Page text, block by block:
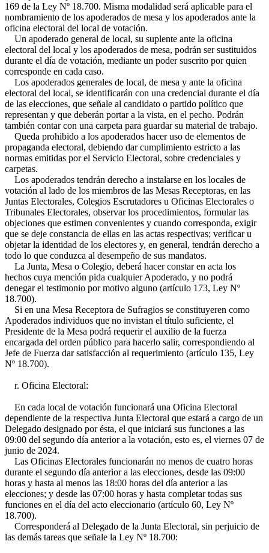
169 de la Ley Nº 18.700. Misma modalidad será aplicable para el
nombramiento de los apoderados de mesa y los apoderados ante la
oficina electoral del local de votación.
Un apoderado general de local, su suplente ante la oficina
electoral del local y los apoderados de mesa, podrán ser sustituidos
durante el día de votación, mediante un poder suscrito por quien
corresponde en cada caso.
Los apoderados generales de local, de mesa y ante la oficina
electoral del local, se identificarán con una credencial durante el día
de las elecciones, que señale al candidato o partido político que
representan y que deberán portar a la vista, en el pecho. Podrán
también contar con una carpeta para guardar su material de trabajo.
Queda prohibido a los apoderados hacer uso de elementos de
propaganda electoral, debiendo dar cumplimiento estricto a las
normas emitidas por el Servicio Electoral, sobre credenciales y
carpetas.
Los apoderados tendrán derecho a instalarse en los locales de
votación al lado de los miembros de las Mesas Receptoras, en las
Juntas Electorales, Colegios Escrutadores u Oficinas Electorales o
Tribunales Electorales, observar los procedimientos, formular las
objeciones que estimen convenientes y cuando corresponda, exigir
que se deje constancia de ellas en las actas respectivas; verificar u
objetar la identidad de los electores y, en general, tendrán derecho a
todo lo que conduzca al desempeño de sus mandatos.
La Junta, Mesa o Colegio, deberá hacer constar en acta los
hechos cuya mención pida cualquier Apoderado, y no podrá
denegar el testimonio por motivo alguno (artículo 173, Ley Nº
18.700).
Si en una Mesa Receptora de Sufragios se constituyeren como
Apoderados individuos que no invistan el título suficiente, el
Presidente de la Mesa podrá requerir el auxilio de la fuerza
encargada del orden público para hacerlo salir, correspondiendo al
Jefe de Fuerza dar satisfacción al requerimiento (artículo 135, Ley
Nº 18.700).
r. Oficina Electoral:
En cada local de votación funcionará una Oficina Electoral
dependiente de la respectiva Junta Electoral que estará a cargo de un
Delegado designado por ésta, el que iniciará sus funciones a las
09:00 del segundo día anterior a la votación, esto es, el viernes 07 de
junio de 2024.
Las Oficinas Electorales funcionarán no menos de cuatro horas
durante el segundo día anterior a las elecciones, desde las 09:00
horas y hasta al menos las 18:00 horas del día anterior a las
elecciones; y desde las 07:00 horas y hasta completar todas sus
funciones en el día del acto eleccionario (artículo 60, Ley Nº
18.700).
Corresponderá al Delegado de la Junta Electoral, sin perjuicio de
las demás tareas que señale la Ley Nº 18.700: